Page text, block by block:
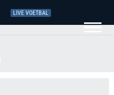
LIVE VOETBAL